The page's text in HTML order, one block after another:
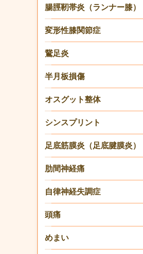
腸脛靭帯炎（ランナー膝）
変形性膝関節症
鵞足炎
半月板損傷
オスグット整体
シンスプリント
足底筋膜炎（足底腱膜炎）
肋間神経痛
自律神経失調症
頭痛
めまい